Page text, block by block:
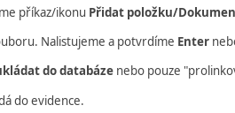
příkaz/ikonu Přidat položku/
Nalistujeme a potvrdíme Enter
do databáze nebo pouze
do evidence.